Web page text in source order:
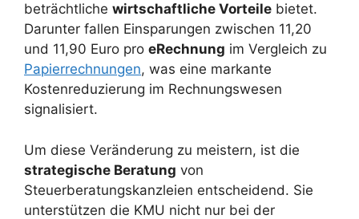
beträchtliche wirtschaftliche Vorteile bietet.
Darunter fallen Einsparungen zwischen 11,20
und 11,90 Euro pro eRechnung im Vergleich zu
Papierrechnungen, was eine markante
Kostenreduzierung im Rechnungswesen
signalisiert.
Um diese Veränderung zu meistern, ist die
strategische Beratung von
Steuerberatungskanzleien entscheidend. Sie
unterstützen die KMU nicht nur bei der